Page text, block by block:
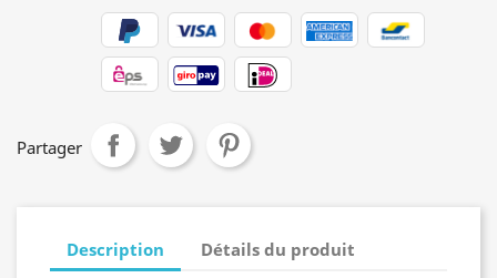
Partager
Description Détails du produit